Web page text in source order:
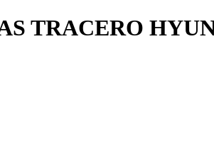
TRACERO